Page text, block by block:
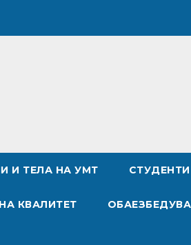
И ТЕЛА НА УМТ СТУДЕНТИ
КВАЛИТЕТ